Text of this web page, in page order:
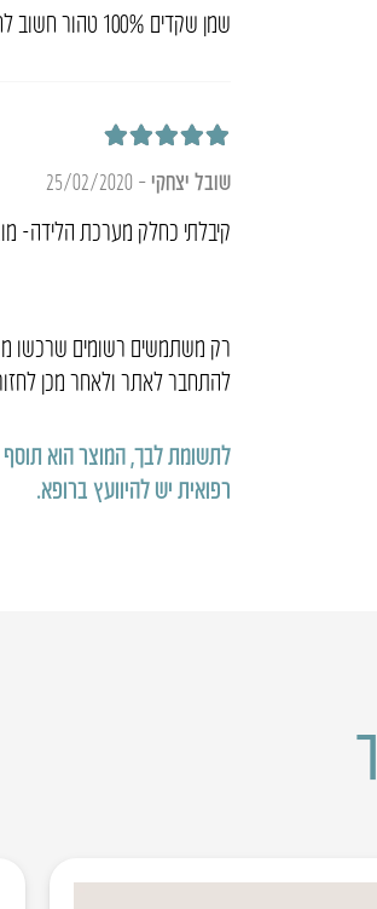
שמן שקדים 100% טהור חשוב לחדר הלידה!
שובל יצחקי –
25/02/2020
קיבלתי כחלק מערכת הלידה-
רק משתמשים רשומים שרכשו
להתחבר לאתר ולאחר מכן
לתשומת לבך, המוצר הוא תוסף
רפואית יש להיוועץ ברופא.